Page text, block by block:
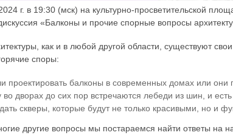
г. в 19:30 (мск) на культурно-просветительской
«Балконы и прочие спорные вопросы
как и в любой другой области, существуют
споры:
проектировать балконы в современных домах или
дворах до сих пор встречаются лебеди из шин, и есть
скверы, которые будут не только красивыми, но и
другие вопросы мы постараемся найти ответы на